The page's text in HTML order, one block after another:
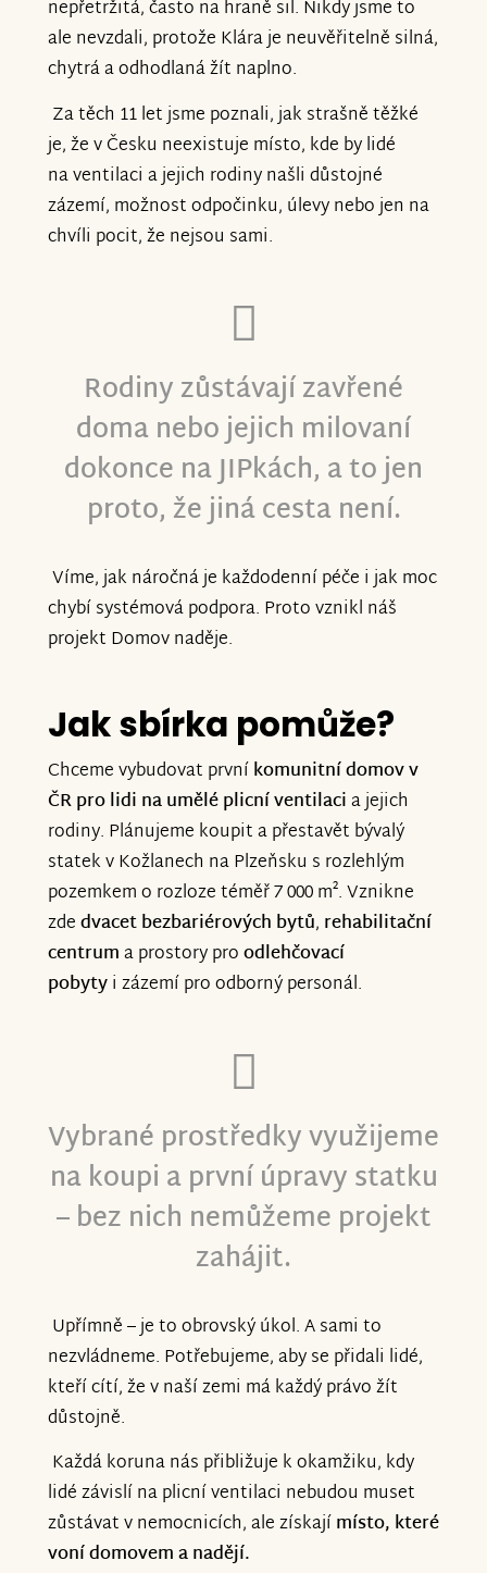
nepřetržitá, často na hraně sil. Nikdy jsme to
ale nevzdali, protože Klára je neuvěřitelně silná,
chytrá a odhodlaná žít naplno.
Za těch 11 let jsme poznali, jak strašně těžké
je, že v Česku neexistuje místo, kde by lidé
na ventilaci a jejich rodiny našli důstojné
zázemí, možnost odpočinku, úlevy nebo jen na
chvíli pocit, že nejsou sami.
Rodiny zůstávají zavřené
doma nebo jejich milovaní
dokonce na JIPkách, a to jen
proto, že jiná cesta není.
Víme, jak náročná je každodenní péče i jak moc
chybí systémová podpora. Proto vznikl náš
projekt Domov naděje.
Jak sbírka pomůže?
Chceme vybudovat prvníkomunitní domov v
ČR pro lidi na umělé plicní ventilacia jejich
rodiny. Plánujeme koupit a přestavět bývalý
statek v Kožlanech na Plzeňsku s rozlehlým
pozemkem o rozloze téměř 7 000 m². Vznikne
zdedvacet bezbariérových bytů, rehabilitační
centruma prostory proodlehčovací
pobytyi zázemí pro odborný personál.
Vybrané prostředky využijeme
na koupi a první úpravy statku
– bez nich nemůžeme projekt
zahájit.
Upřímně – je to obrovský úkol. A sami to
nezvládneme. Potřebujeme, aby se přidali lidé,
kteří cítí, že v naší zemi má každý právo žít
důstojně.
Každá koruna nás přibližuje k okamžiku, kdy
lidé závislí na plicní ventilaci nebudou muset
zůstávat v nemocnicích, ale získajímísto, které
voní domovem a nadějí.